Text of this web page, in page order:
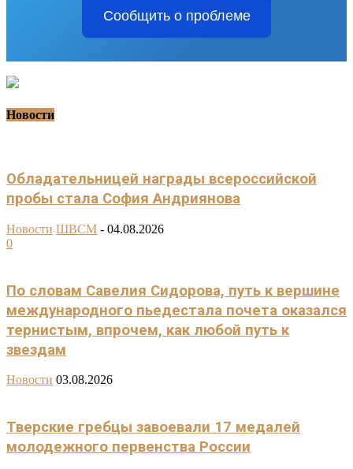
Сообщить о проблеме
Новости
Обладательницей награды всероссийской
пробы стала София Андриянова
Новости ШВСМ - 04.08.2026
0
По словам Савелия Сидорова, путь к вершине
международного пьедестала почета оказался
тернистым, впрочем, как любой путь к
звездам
Новости 03.08.2026
Тверские гребцы завоевали 17 медалей
молодежного первенства России